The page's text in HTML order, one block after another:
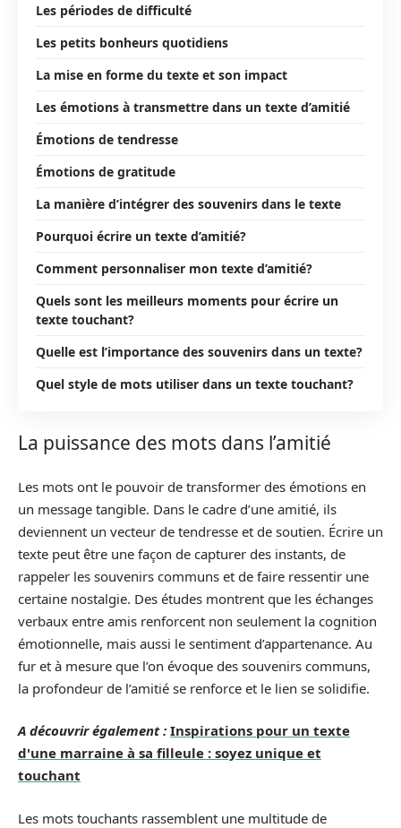
Les périodes de difficulté
Les petits bonheurs quotidiens
La mise en forme du texte et son impact
Les émotions à transmettre dans un texte d’amitié
Émotions de tendresse
Émotions de gratitude
La manière d’intégrer des souvenirs dans le texte
Pourquoi écrire un texte d’amitié?
Comment personnaliser mon texte d’amitié?
Quels sont les meilleurs moments pour écrire un
texte touchant?
Quelle est l’importance des souvenirs dans un texte?
Quel style de mots utiliser dans un texte touchant?
La puissance des mots dans l’amitié
Les mots ont le pouvoir de transformer des émotions en
un message tangible. Dans le cadre d’une amitié, ils
deviennent un vecteur de tendresse et de soutien. Écrire un
texte peut être une façon de capturer des instants, de
rappeler les souvenirs communs et de faire ressentir une
certaine nostalgie. Des études montrent que les échanges
verbaux entre amis renforcent non seulement la cognition
émotionnelle, mais aussi le sentiment d’appartenance. Au
fur et à mesure que l’on évoque des souvenirs communs,
la profondeur de l’amitié se renforce et le lien se solidifie.
A découvrir également : Inspirations pour un texte
d'une marraine à sa filleule : soyez unique et
touchant
Les mots touchants rassemblent une multitude de